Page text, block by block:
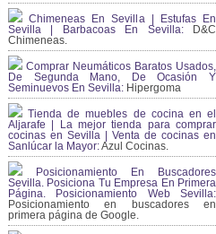
Chimeneas En Sevilla | Estufas En
Sevilla | Barbacoas En Sevilla:D&C
Chimeneas.
Comprar Neumáticos Baratos Usados,
De Segunda Mano, De Ocasión Y
Seminuevos En Sevilla: Hipergoma
Tienda de muebles de cocina en el
Aljarafe | La mejor tienda para comprar
cocinas en Sevilla | Venta de cocinas en
Sanlúcar la Mayor:Azul Cocinas.
Posicionamiento En Buscadores
Sevilla. Posiciona Tu Empresa En Primera
Página. Posicionamiento Web Sevilla:
Posicionamiento en buscadores en
primera página de Google.